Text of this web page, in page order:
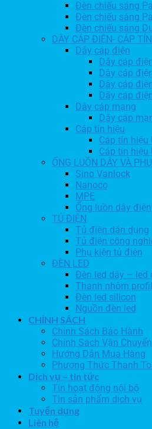
Đèn chiếu sáng
Đèn chiếu sáng
Đèn chiếu sáng
DÂY CÁP ĐIỆN- CÁP
Dây cáp điện
Dây cáp
Dây cáp
Dây cáp
Dây cáp
Dây cáp mạng
Dây cáp
Cáp tín hiệu
Cáp tín hiệu
Cáp tín hiệu
ỐNG LUỒN DÂY VÀ
Sino Vanlock
Nanoco
MPE
Ống luồn dây
TỦ ĐIỆN
Tủ điện dân dụng
Tủ điện công
Phụ kiện tủ điện
ĐÈN LED
Đèn led dây – led
Thanh nhôm
Đèn led silicon
Nguồn đèn led
CHÍNH SÁCH
Chính Sách Bảo Hành
Chính Sách Vận
Hướng Dẫn Mua Hàng
Phương Thức Thanh
Dịch vụ – tin tức
Tin hoạt động nội bộ
Tin sản phẩm dịch vụ
Tuyển dụng
Liên hệ